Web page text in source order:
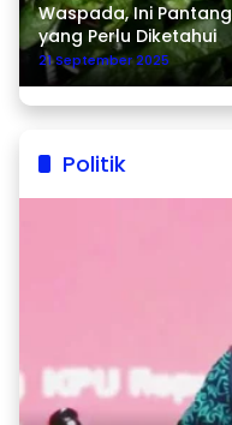
Waspada, Ini
yang Perlu Diketahui
21 September 2025
Politik